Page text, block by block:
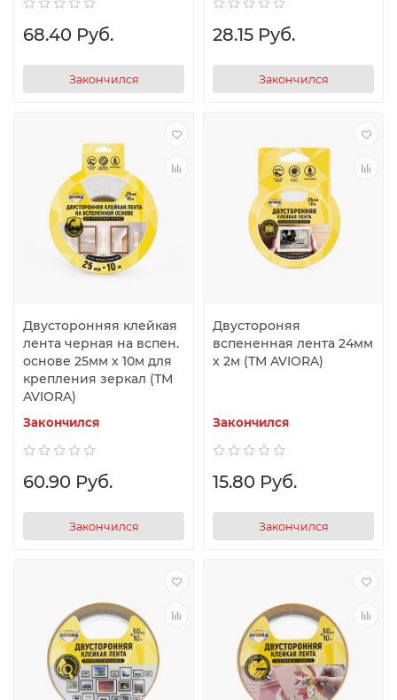
68.40 Руб.
Закончился
28.15 Руб.
Закончился
Двусторонняя клейкая
лента черная на вспен.
основе 25мм х 10м для
крепления зеркал (ТМ
AVIORA)
Закончился
60.90 Руб.
Закончился
Двустороняя
вспененная лента 24мм
х 2м (ТМ AVIORA)
Закончился
15.80 Руб.
Закончился